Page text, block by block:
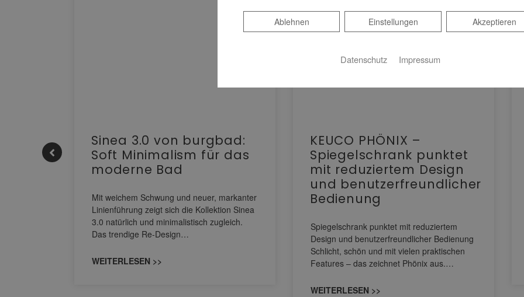
Sinea 3.0 von burgbad:
Soft Minimalism für das
moderne Bad
Mit weichem Schwung und neuer, markanter
Linienführung zeigt sich die Kollektion Sinea
3.0 natürlich und minimalistisch zugleich.
Das trendige Re-Design…
WEITERLESEN >>
KEUCO PHÖNIX –
Spiegelschrank punktet
mit reduziertem Design
und benutzerfreundlicher
Bedienung
Spiegelschrank punktet mit reduziertem
Design und benutzerfreundlicher Bedienung
Schlicht, schön und mit vielen praktischen
Features – das zeichnet Phönix aus.…
WEITERLESEN >>
Akzeptieren
Einstellungen
Ablehnen
Ablehnen
Datenschutz Impressum